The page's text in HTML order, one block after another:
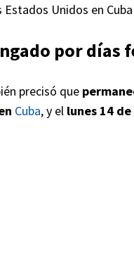
Unidos en Cuba
por días
precisó que
Cuba, y el lunes 14